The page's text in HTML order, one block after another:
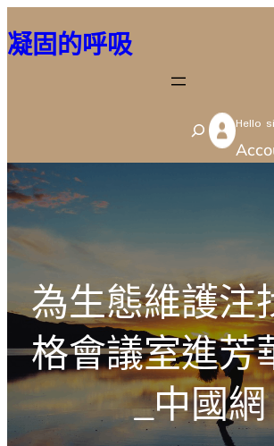
至
容
凝固的呼吸
S
e
Hello
為生態維護注
格會議室進芳
_中國網